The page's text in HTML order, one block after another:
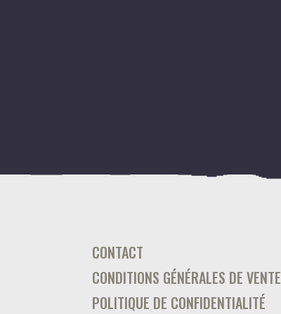
CONTACT
CONDITIONS GÉNÉRALES DE VENTE
POLITIQUE DE CONFIDENTIALITÉ